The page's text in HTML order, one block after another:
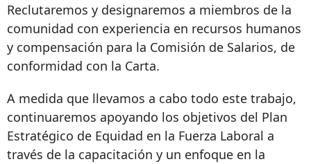
Reclutaremos y designaremos a miembros de la
comunidad con experiencia en recursos humanos
y compensación para la Comisión de Salarios, de
conformidad con la Carta.
A medida que llevamos a cabo todo este trabajo,
continuaremos apoyando los objetivos del Plan
Estratégico de Equidad en la Fuerza Laboral a
través de la capacitación y un enfoque en la